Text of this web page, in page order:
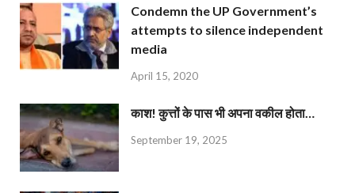
Condemn the UP Government’s
attempts to silence independent
media
April 15, 2020
काश! कुत्तों के पास भी अपना वकील होता…
September 19, 2025